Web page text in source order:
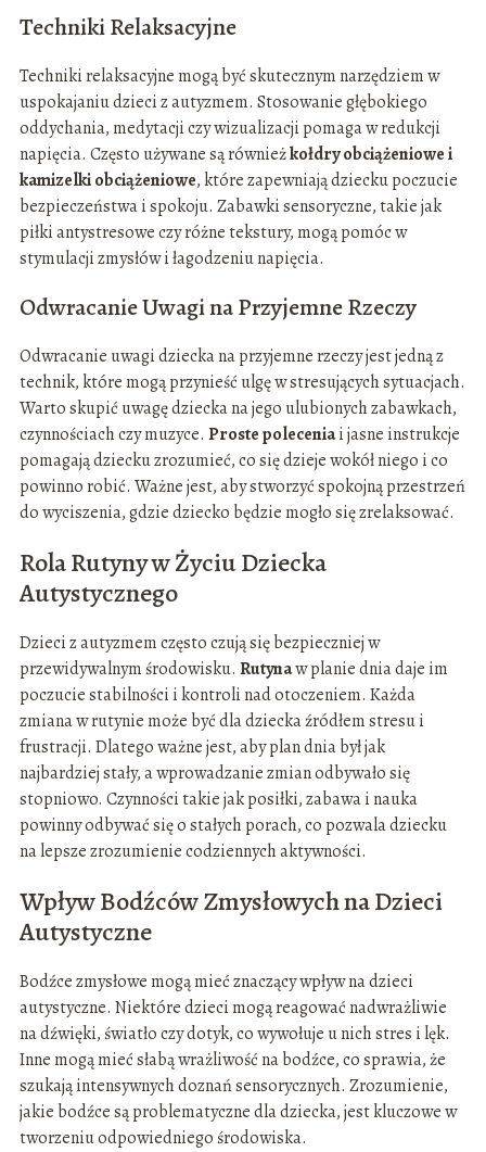
Techniki Relaksacyjne
Techniki relaksacyjne mogą być skutecznym narzędziem w
uspokajaniu dzieci z autyzmem. Stosowanie głębokiego
oddychania, medytacji czy wizualizacji pomaga w redukcji
napięcia. Często używane są równieżkołdry obciążeniowe i
kamizelki obciążeniowe, które zapewniają dziecku poczucie
bezpieczeństwa i spokoju. Zabawki sensoryczne, takie jak
piłki antystresowe czy różne tekstury, mogą pomóc w
stymulacji zmysłów i łagodzeniu napięcia.
Odwracanie Uwagi na Przyjemne Rzeczy
Odwracanie uwagi dziecka na przyjemne rzeczy jest jedną z
technik, które mogą przynieść ulgę w stresujących sytuacjach.
Warto skupić uwagę dziecka na jego ulubionych zabawkach,
czynnościach czy muzyce. Proste poleceniai jasne instrukcje
pomagają dziecku zrozumieć, co się dzieje wokół niego i co
powinno robić. Ważne jest, aby stworzyć spokojną przestrzeń
do wyciszenia, gdzie dziecko będzie mogło się zrelaksować.
Rola Rutyny w Życiu Dziecka
Autystycznego
Dzieci z autyzmem często czują się bezpieczniej w
przewidywalnym środowisku. Rutynaw planie dnia daje im
poczucie stabilności i kontroli nad otoczeniem. Każda
zmiana w rutynie może być dla dziecka źródłem stresu i
frustracji. Dlatego ważne jest, aby plan dnia był jak
najbardziej stały, a wprowadzanie zmian odbywało się
stopniowo. Czynności takie jak posiłki, zabawa i nauka
powinny odbywać się o stałych porach, co pozwala dziecku
na lepsze zrozumienie codziennych aktywności.
Wpływ Bodźców Zmysłowych na Dzieci
Autystyczne
Bodźce zmysłowe mogą mieć znaczący wpływ na dzieci
autystyczne. Niektóre dzieci mogą reagować nadwrażliwie
na dźwięki, światło czy dotyk, co wywołuje u nich stres i lęk.
Inne mogą mieć słabą wrażliwość na bodźce, co sprawia, że
szukają intensywnych doznań sensorycznych. Zrozumienie,
jakie bodźce są problematyczne dla dziecka, jest kluczowe w
tworzeniu odpowiedniego środowiska.